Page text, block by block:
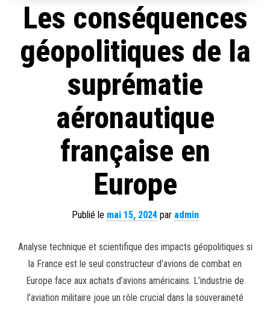
Les conséquences
géopolitiques de la
suprématie
aéronautique
française en
Europe
Publié le mai 15, 2024par admin
Analyse technique et scientifique des impacts géopolitiques si
la France est le seul constructeur d’avions de combat en
Europe face aux achats d’avions américains. L’industrie de
l’aviation militaire joue un rôle crucial dans la souveraineté